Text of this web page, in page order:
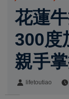
花蓮
300度
親手
lifetoutiao